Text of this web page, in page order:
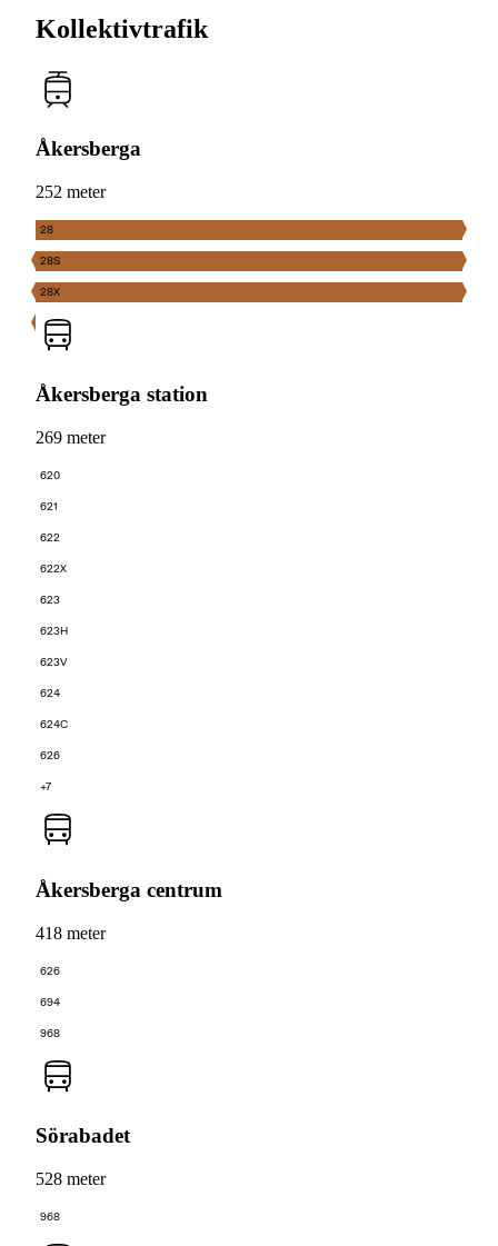
Kollektivtrafik
Åkersberga
252 meter
28
28S
28X
Åkersberga station
269 meter
620
621
622
622X
623
623H
623V
624
624C
626
+7
Åkersberga centrum
418 meter
626
694
968
Sörabadet
528 meter
968